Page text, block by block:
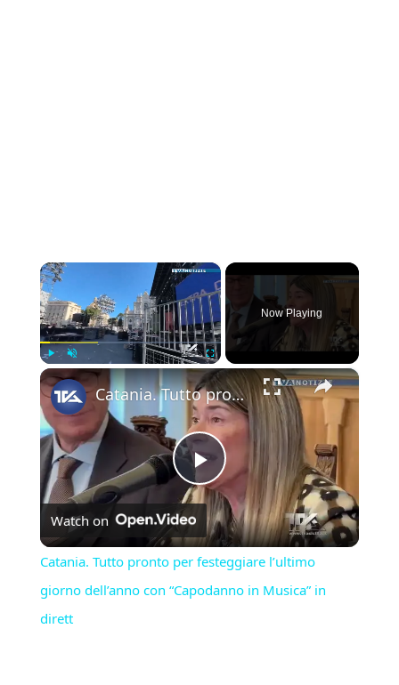
×
Unmute Fullscreen
Now Playing
×
Play
Video
Catania. Tutto pronto per festeggiare l’ultimo giorno dell’anno con “Capodanno in Musica” in dirett
Watch on
Catania. Tutto pronto per festeggiare l’ultimo
giorno dell’anno con “Capodanno in Musica” in
dirett